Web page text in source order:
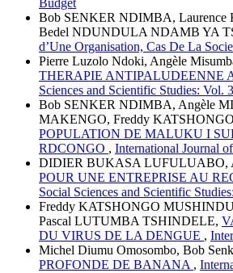
Budget
Bob SENKER NDIMBA,
Bedel NDUNDULA NDAMB YA
d’Une Organisation, Cas De La
Pierre Luzolo Ndoki, Angèle
THERAPIE ANTIPALUDEENNE
Sciences and Scientific Studies: Vol.
Bob SENKER NDIMBA, Angèle
MAKENGO, Freddy
POPULATION DE MALUKU I
RDCONGO , International Journal
DIDIER BUKASA LUFULUABO,
POUR UNE ENTREPRISE AU
Social Sciences and Scientific
Freddy KATSHONGO
Pascal LUTUMBA TSHINDELE,
DU VIRUS DE LA DENGUE ,
Michel Diumu Omosombo, Bob
PROFONDE DE BANANA ,